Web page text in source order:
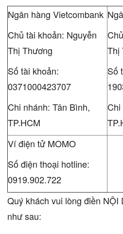
Ngân hàng Vietcombank
Chủ tài khoản: Nguyễn
Thị Thương
Số tài khoản:
0371000423707
Chi nhánh: Tân Bình,
TP.HCM
Thị
Số
Ví điện tử MOMO
Số điện thoại hotline:
0919.902.722
Quý khách vui lòng điền NỘI
như sau: